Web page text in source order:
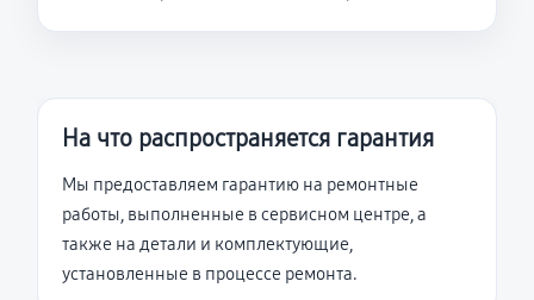
На что распространяется гарантия
Мы предоставляем гарантию на ремонтные
работы, выполненные в сервисном центре, а
также на детали и комплектующие,
установленные в процессе ремонта.